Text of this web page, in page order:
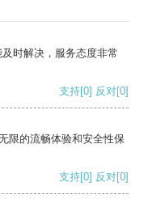
时解决，服务态度非常
支持[0] 反对[0]
限的流畅体验和安全性保
支持[0] 反对[0]